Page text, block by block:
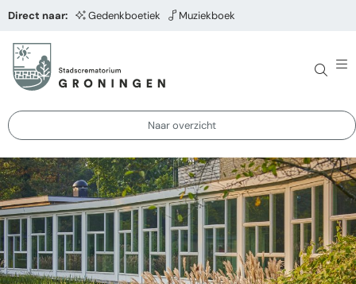
Direct naar: Gedenkboetiek Muziekboek
Naar overzicht